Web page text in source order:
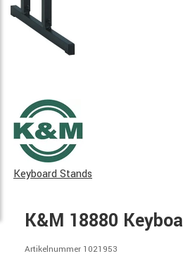
Keyboard Stands
K&M 18880
Artikelnummer 1021953